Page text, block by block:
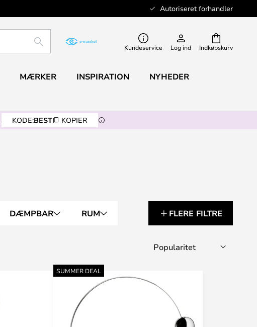
Autoriseret forhandler
Indkøbskurv
SØG Kundeservice Log ind
MÆRKER INSPIRATION NYHEDER
KODE:BEST KOPIER
DÆMPBAR RUM FLERE FILTRE
SUMMER DEAL